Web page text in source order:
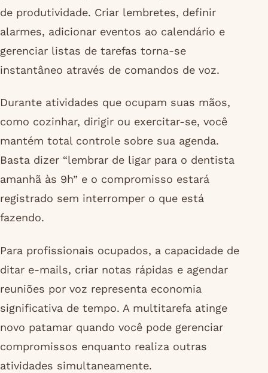
de produtividade. Criar lembretes, definir
alarmes, adicionar eventos ao calendário e
gerenciar listas de tarefas torna-se
instantâneo através de comandos de voz.
Durante atividades que ocupam suas mãos,
como cozinhar, dirigir ou exercitar-se, você
mantém total controle sobre sua agenda.
Basta dizer “lembrar de ligar para o dentista
amanhã às 9h” e o compromisso estará
registrado sem interromper o que está
fazendo.
Para profissionais ocupados, a capacidade de
ditar e-mails, criar notas rápidas e agendar
reuniões por voz representa economia
significativa de tempo. A multitarefa atinge
novo patamar quando você pode gerenciar
compromissos enquanto realiza outras
atividades simultaneamente.